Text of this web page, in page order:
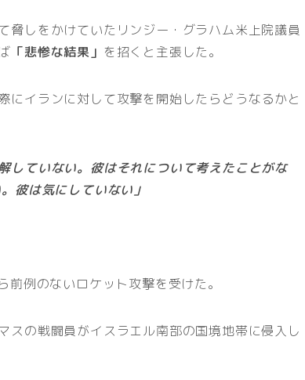
脅しをかけていたリンジー・グラハム米上院議員
「悲惨な結果」 を招くと主張した。
にイランに対して攻撃を開始したらどうなるかと
していない。彼はそれについて考えたことがな
彼は気にしていない」
例のないロケット攻撃を受けた。
スの戦闘員がイスラエル南部の国境地帯に侵入し